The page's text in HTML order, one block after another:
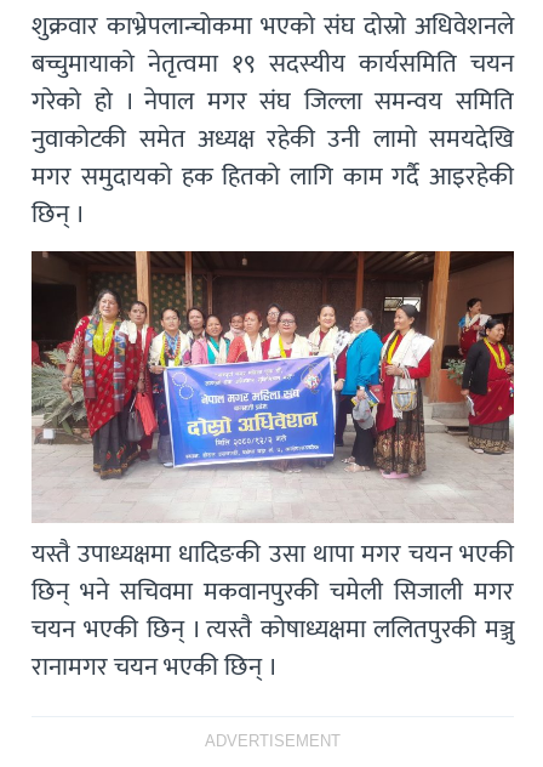
शुक्रवार काभ्रेपलान्चोकमा भएको संघ दोस्रो अधिवेशनले
बच्चुमायाको नेतृत्वमा १९ सदस्यीय कार्यसमिति चयन
गरेको हो । नेपाल मगर संघ जिल्ला समन्वय समिति
नुवाकोटकी समेत अध्यक्ष रहेकी उनी लामो समयदेखि
मगर समुदायको हक हितको लागि काम गर्दै आइरहेकी
छिन् ।
यस्तै उपाध्यक्षमा धादिङकी उसा थापा मगर चयन भएकी
छिन् भने सचिवमा मकवानपुरकी चमेली सिजाली मगर
चयन भएकी छिन् । त्यस्तै कोषाध्यक्षमा ललितपुरकी मञ्जु
रानामगर चयन भएकी छिन् ।
ADVERTISEMENT